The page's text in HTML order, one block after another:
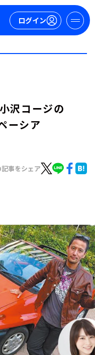
ログイン
沢コージの
ーシア
記事をシェア